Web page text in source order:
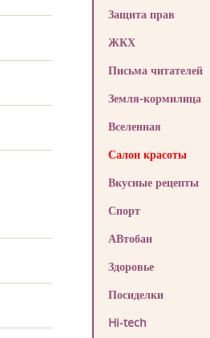
Защита прав
ЖКХ
Письма читателей
Земля-кормилица
Вселенная
Салон красоты
Вкусные рецепты
Спорт
АВтобан
Здоровье
Посиделки
Hi-tech